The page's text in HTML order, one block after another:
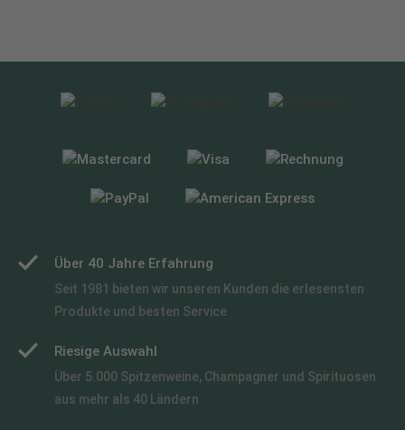
Über 40 Jahre Erfahrung
Seit 1981 bieten wir unseren Kunden die erlesensten
Produkte und besten Service
Riesige Auswahl
Über 5.000 Spitzenweine, Champagner und Spirituosen
aus mehr als 40 Ländern